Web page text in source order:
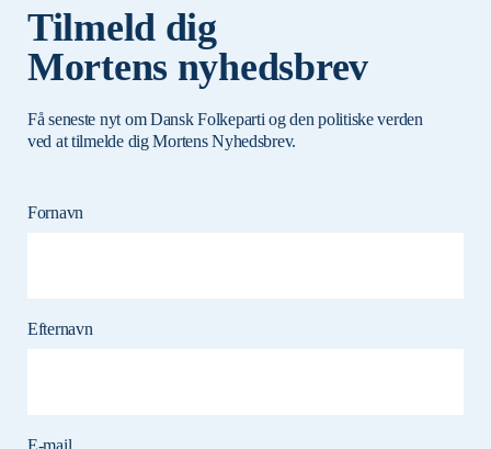
Tilmeld dig
Mortens nyhedsbrev
Få seneste nyt om Dansk Folkeparti og den politiske verden
ved at tilmelde dig Mortens Nyhedsbrev.
Fornavn
Efternavn
E-mail